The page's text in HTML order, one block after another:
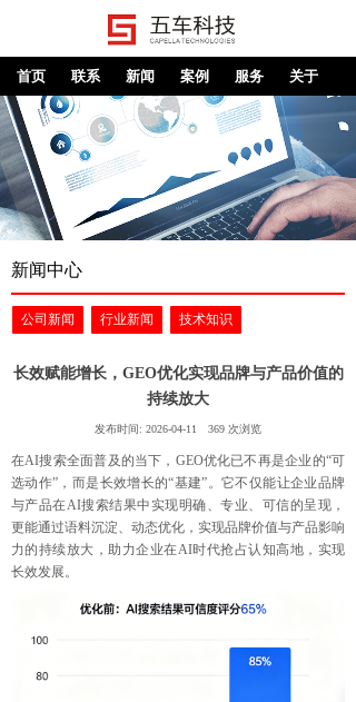
首页 联系 新闻 案例 服务 关于
新闻中心
公司新闻 行业新闻 技术知识
长效赋能增长，GEO优化实现品牌与产品价值的
持续放大
发布时间: 2026-04-11 369 次浏览
在AI搜索全面普及的当下，GEO优化已不再是企业的“可
选动作”，而是长效增长的“基建”。它不仅能让企业品牌
与产品在AI搜索结果中实现明确、专业、可信的呈现，
更能通过语料沉淀、动态优化，实现品牌价值与产品影响
力的持续放大，助力企业在AI时代抢占认知高地，实现
长效发展。